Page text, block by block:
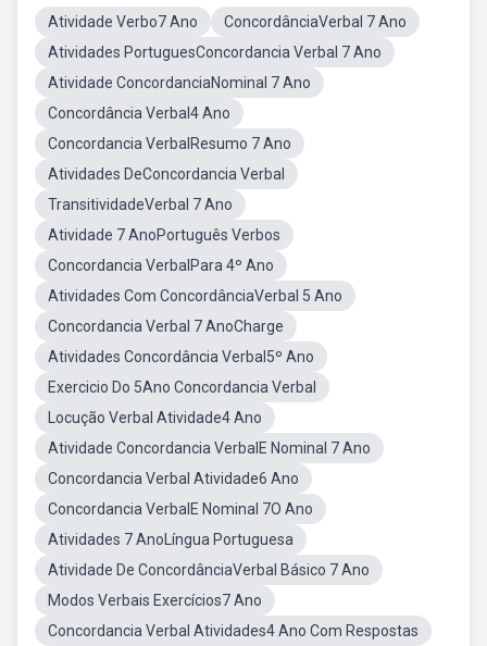
Atividade Verbo7 Ano
ConcordânciaVerbal 7 Ano
Atividades PortuguesConcordancia Verbal 7 Ano
Atividade ConcordanciaNominal 7 Ano
Concordância Verbal4 Ano
Concordancia VerbalResumo 7 Ano
Atividades DeConcordancia Verbal
TransitividadeVerbal 7 Ano
Atividade 7 AnoPortuguês Verbos
Concordancia VerbalPara 4º Ano
Atividades Com ConcordânciaVerbal 5 Ano
Concordancia Verbal 7 AnoCharge
Atividades Concordância Verbal5º Ano
Exercicio Do 5Ano Concordancia Verbal
Locução Verbal Atividade4 Ano
Atividade Concordancia VerbalE Nominal 7 Ano
Concordancia Verbal Atividade6 Ano
Concordancia VerbalE Nominal 7O Ano
Atividades 7 AnoLíngua Portuguesa
Atividade De ConcordânciaVerbal Básico 7 Ano
Modos Verbais Exercícios7 Ano
Concordancia Verbal Atividades4 Ano Com Respostas